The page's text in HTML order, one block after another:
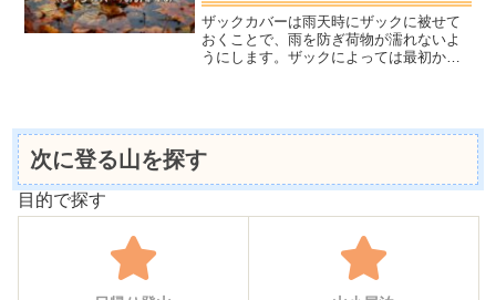
ザックカバーは雨天時にザックに被せて
おくことで、雨を防ぎ荷物が濡れないよ
うにします。ザックによっては最初から
次に登る山を探す
目的で探す